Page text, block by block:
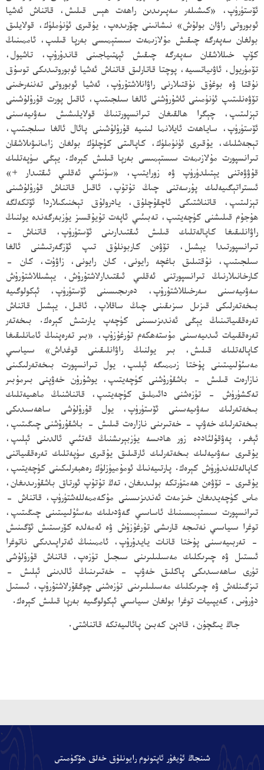
ئۆستۈرۈپ، «كىشىلەر سەپىرىدىن راھەت ھېس قىلىش، قاتناش ئەشيا
ئوبوروتى راۋان بولۇش» نىشانىنى چۆرىدەپ، يۇقىرى ئۈنۈملۈك، قولايلىق
بولغان سەپەرگە چىقىش مۇلازىمەت سىستېمىسى بەرپا قىلىپ، ئاممىنىڭ
كۆپ خىللاشقان سەپەرگە چىقىش ئېھتىياجىنى قاندۇرۇپ، تاشيول،
تۆمۈريول، ئاۋىياتسىيە، پوچتا قاتارلىق قاتناش ئەشيا ئوبوروتىدىكى توسۇق
نۇقتا ۋە بوغۇق نۇقتىلارنى راۋانلاشتۇرۇپ، ئەشيا ئوبوروتى تەننەرخىنى
تۆۋەنلىتىپ ئۈنۈمىنى ئاشۇرۇشنى ئالغا سىلجىتىپ، ئاقىل پورت قۇرۇلۇشىنى
تېزلىتىپ، چېگرا ھالقىغان تىرانسپورتنىڭ قولايلىشىش سەۋىيەسىنى
ئۆستۈرۈپ، ساياھەت ئايلانما لىنىيە قۇرۇلۇشىنى پائال ئالغا سىلجىتىپ،
تېجەشلىك، يۇقىرى ئۈنۈملۈك، كاپالىتى كۈچلۈك بولغان زامانىۋىلاشقان
تىرانسپورت مۇلازىمەت سىستېمىسى بەرپا قىلىش كېرەك. يېڭى سۈپەتلىك
قۇۋۋەتنى يېتىلدۈرۈپ ۋە زورايتىپ، «سۈنئىي ئەقلىي ئىقتىدار +»
ئىستراتېگىيەلىك پۇرسەتنى چىڭ تۇتۇپ، ئاقىل قاتناش قۇرۇلۇشىنى
تېزلىتىپ، قاتناشتىكى ئاچقۇچلۇق، يادرولۇق تېخنىكىلاردا ئۆتكەلگە
ھۇجۇم قىلىشنى كۈچەيتىپ، تەبىئىي ئاپەت تۇيۇقسىز يۈزبەرگەندە يولنىڭ
راۋانلىقىغا كاپالەتلىك قىلىش ئىقتىدارىنى ئۆستۈرۈپ، قاتناش -
تىرانسپورتىدا يېشىل، تۆۋەن كاربونلۇق تىپ ئۆزگەرتىشنى ئالغا
سىلجىتىپ، نۇقتىلىق باغچە رايونى، كان رايونى، زاۋۇت، كان -
كارخانىلارنىڭ تىرانسپورتنى ئەقلىي ئىقتىدارلاشتۇرۇش، يېشىللاشتۇرۇش
سەۋىيەسىنى سەرخىللاشتۇرۇپ، دەرىجىسىنى ئۆستۈرۈپ، ئېكولوگىيە
بىخەتەرلىكى قىزىل سىزىقىنى چىڭ ساقلاپ، ئاقىل، يېشىل قاتناش
تەرەققىياتىنىڭ يېڭى ئەندىزىسىنى كۈچەپ يارىتىش كېرەك. بىخەتەر
تەرەققىيات ئىدىيەسىنى مۇستەھكەم تۇرغۇزۇپ، «بىر تەرەپنىڭ ئامانلىقىغا
كاپالەتلىك قىلىش، بىر يولنىڭ راۋانلىقىنى قوغداش» سىياسىي
مەسئۇلىيىتىنى پۇختا زىممىگە ئېلىپ، يول تىرانسپورت بىخەتەرلىكىنى
نازارەت قىلىش - باشقۇرۇشنى كۈچەيتىپ، يوشۇرۇن خەۋپنى بىرمۇبىر
تەكشۈرۈش - تۈزەشنى دائىملىق كۈچەيتىپ، قاتناشنىڭ ماھىيەتلىك
بىخەتەرلىك سەۋىيەسىنى ئۆستۈرۈپ، يول قۇرۇلۇشى ساھەسىدىكى
بىخەتەرلىك خەۋپ - خەتىرىنى نازارەت قىلىش - باشقۇرۇشنى چىڭىتىپ،
ئېغىر، پەۋقۇلئاددە زور ھادىسە يۈزبېرىشنىڭ قەتئىي ئالدىنى ئېلىپ،
يۇقىرى سەۋىيەلىك بىخەتەرلىك ئارقىلىق يۇقىرى سۈپەتلىك تەرەققىياتنى
كاپالەتلەندۈرۈش كېرەك. پارتىيەنىڭ ئومۇميۈزلۈك رەھبەرلىكىنى كۈچەيتىپ،
يۇقىرى - تۆۋەن ھەمتۈرتكە بولىدىغان، تەڭ تۇتۇپ ئورتاق باشقۇرىدىغان،
ماس كۈچەيدىغان خىزمەت ئەندىزىسىنى مۇكەممەللەشتۈرۈپ، قاتناش -
تىرانسپورت سىستېمىسىنىڭ ئاساسىي گەۋدىلىك مەسئۇلىيىتىنى چىڭىتىپ،
توغرا سىياسىي نەتىجە قارىشى تۇرغۇزۇش ۋە ئەمەلدە كۆرسىتىش ئۆگىنىش
- تەربىيەسىنى پۇختا قانات يايدۇرۇپ، ئاممىنىڭ ئەتراپىدىكى ناتوغرا
ئىستىل ۋە چىرىكلىك مەسىلىلىرىنى سىجىل تۈزەپ، قاتناش قۇرۇلۇشى
تۈرى ساھەسىدىكى پاكلىق خەۋپ - خەتىرىنىڭ ئالدىنى ئېلىش -
تىزگىنلەش ۋە چىرىكلىك مەسىلىلىرىنى تۈزەشنى چوڭقۇرلاشتۇرۇپ، ئىستىل
دۇرۇس، كەيپىيات توغرا بولغان سىياسىي ئېكولوگىيە بەرپا قىلىش كېرەك.
جاڭ يىڭچۇن، قادېن كەبىن پائالىيەتكە قاتناشتى.
、
شىنجاڭ ئۇيغۇر ئاپتونوم رايونلۇق خەلق ھۆكۈمىتى